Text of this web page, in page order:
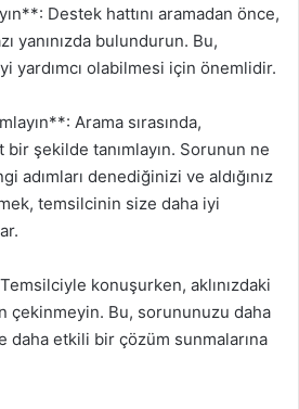
Destek hattını aramadan önce,
yanınızda bulundurun. Bu,
yardımcı olabilmesi için önemlidir.
Arama sırasında,
bir şekilde tanımlayın. Sorunun ne
adımları denediğinizi ve aldığınız
temsilcinin size daha iyi
konuşurken, aklınızdaki
çekinmeyin. Bu, sorununuzu daha
daha etkili bir çözüm sunmalarına